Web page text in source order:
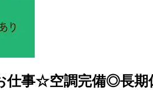
仕事☆空調完備◎長期